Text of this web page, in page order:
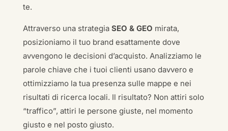
te.
Attraverso una strategia SEO & GEO mirata,
posizioniamo il tuo brand esattamente dove
avvengono le decisioni d’acquisto. Analizziamo le
parole chiave che i tuoi clienti usano davvero e
ottimizziamo la tua presenza sulle mappe e nei
risultati di ricerca locali. Il risultato? Non attiri solo
“traffico”, attiri le persone giuste, nel momento
giusto e nel posto giusto.